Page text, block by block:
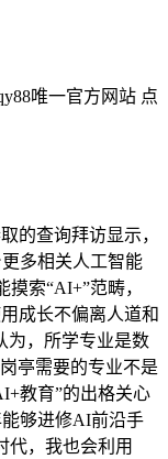
唯一官方网站 点
查询拜访显示，
多相关人工智能
索“AI+”范畴，
成长不偏离人道和
为，所学专业是数
亭需要的专业不是
教育”的出格关心
够进修AI前沿手
代，我也会利用